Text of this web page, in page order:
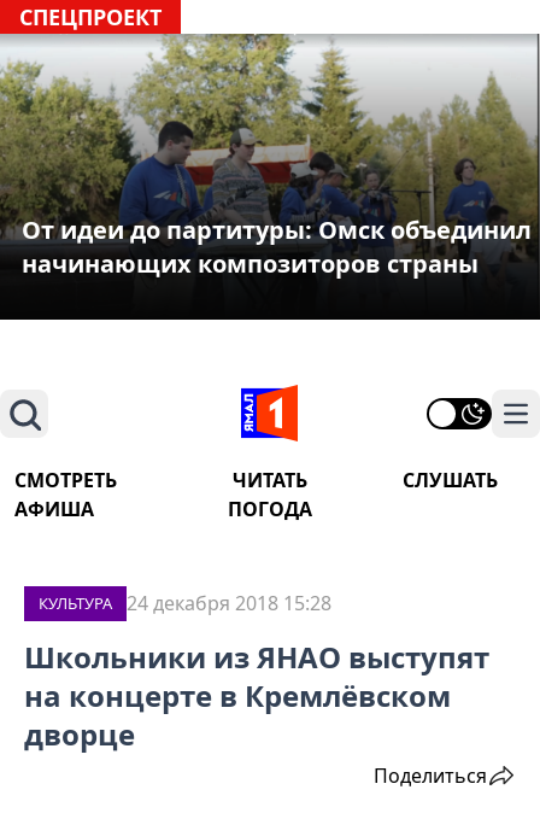
СПЕЦПРОЕКТ
От идеи до партитуры: Омск объединил
начинающих композиторов страны
Поиск
СМОТРЕТЬ ЧИТАТЬ
СЛУШАТЬ
АФИША
ПОГОДА
КУЛЬТУРА 24 декабря 2018 15:28
Школьники из ЯНАО выступят
на концерте в Кремлёвском
дворце
Поделиться